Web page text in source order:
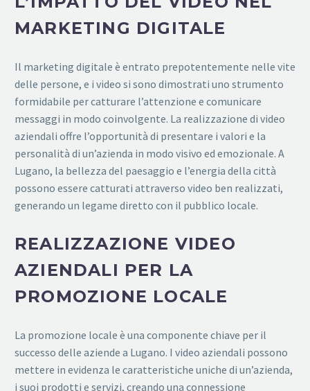
MARKETING DIGITALE
Il marketing digitale è entrato prepotentemente nelle vite
delle persone, e i video si sono dimostrati uno strumento
formidabile per catturare l’attenzione e comunicare
messaggi in modo coinvolgente. La realizzazione di video
aziendali offre l’opportunità di presentare i valori e la
personalità di un’azienda in modo visivo ed emozionale. A
Lugano, la bellezza del paesaggio e l’energia della città
possono essere catturati attraverso video ben realizzati,
generando un legame diretto con il pubblico locale.
REALIZZAZIONE VIDEO
AZIENDALI PER LA
PROMOZIONE LOCALE
La promozione locale è una componente chiave per il
successo delle aziende a Lugano. I video aziendali possono
mettere in evidenza le caratteristiche uniche di un’azienda,
i suoi prodotti e servizi, creando una connessione